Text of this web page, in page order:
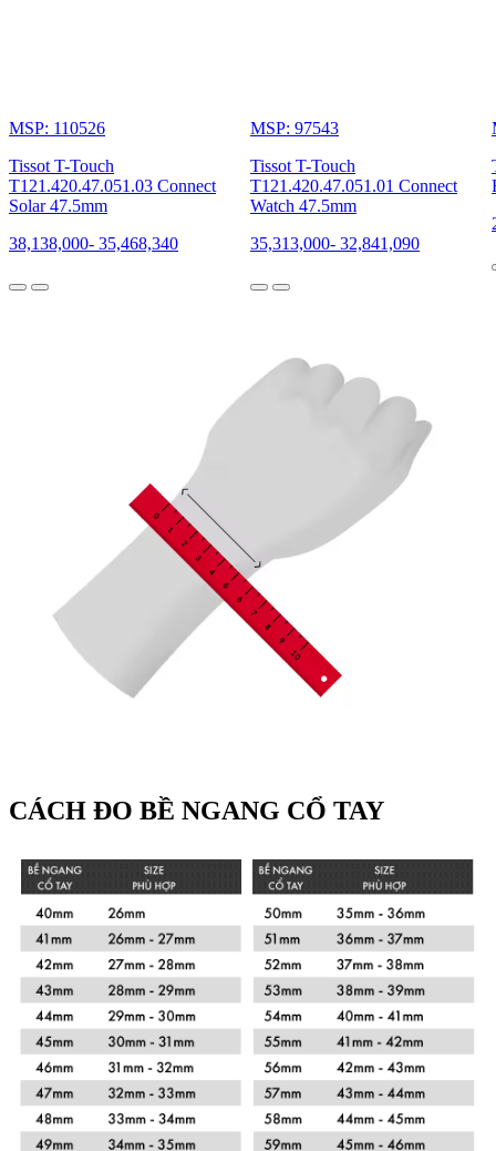
MSP: 110526
Tissot T-Touch
T121.420.47.051.03 Connect
Solar 47.5mm
38,138,000- 35,468,340
MSP: 97543
Tissot T-Touch
T121.420.47.051.01 Connect
Watch 47.5mm
35,313,000- 32,841,090
CÁCH ĐO BỀ NGANG CỔ TAY